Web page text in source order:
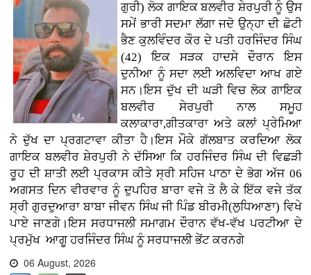
ਗੁਰੀ)ਲੋਕ ਗਾਇਕ ਬਲਵੀਰ ਸ਼ੇਰਪੁਰੀ ਨੂੰ ਉਸ
ਸਮੇਂ ਭਾਰੀ ਸਦਮਾ ਲੱਗਾ ਜਦੋ ਉਨ੍ਹਾ ਦੀ ਛੋਟੀ
ਭੈਣ ਕੁਲਵਿੰਦਰ ਕੌਰ ਦੇ ਪਤੀ ਹਰਜਿੰਦਰ ਸਿੰਘ
(42) ਇਕ ਸੜਕ ਹਾਦਸੇ ਦੌਰਾਨ ਇਸ
ਦੁਨੀਆ ਨੂੰ ਸਦਾ ਲਈ ਅਲਵਿਦਾ ਆਖ ਗਏ
ਸਨ।ਇਸ ਦੁੱਖ ਦੀ ਘੜੀ ਵਿਚ ਲੋਕ ਗਾਇਕ
ਬਲਵੀਰ ਸੇਰਪੁਰੀ ਨਾਲ ਸਮੂਹ
ਕਲਾਕਾਰਾ,ਗੀਤਕਾਰਾ ਅਤੇ ਕਲਾਂ ਪ੍ਰੇਮਿਆ
ਨੇ ਦੁੱਖ ਦਾ ਪ੍ਰਗਟਾਵਾ ਕੀਤਾ ਹੈ।ਇਸ ਮੌਕੇ ਗੱਲਬਾਤ ਕਰਦਿਆ ਲੋਕ
ਗਾਇਕ ਬਲਵੀਰ ਸ਼ੇਰਪੁਰੀ ਨੇ ਦੱਸਿਆ ਕਿ ਹਰਜਿੰਦਰ ਸਿੰਘ ਦੀ ਵਿਛੜੀ
ਰੂਹ ਦੀ ਸ਼ਾਤੀ ਲਈ ਪ੍ਰਕਾਸ ਕੀਤੇ ਸ੍ਰੀ ਸਹਿਜ ਪਾਠਾ ਦੇ ਭੋਗ ਅੱਜ 06
ਅਗਸਤ ਦਿਨ ਵੀਰਵਾਰ ਨੂੰ ਦੁਪਹਿਰ ਬਾਰਾ ਵਜੇ ਤੋ ਲੈ ਕੇ ਇੱਕ ਵਜੇ ਤੱਕ
ਸ੍ਰੀ ਗੁਰਦੁਆਰਾ ਬਾਬਾ ਜੀਵਨ ਸਿੰਘ ਜੀ ਪਿੰਡ ਬੀਰਮੀ(ਲੁਧਿਆਣਾ) ਵਿਖੇ
ਪਾਏ ਜਾਣਗੇ।ਇਸ ਸਰਧਾਜਲੀ ਸਮਾਗਮ ਦੌਰਾਨ ਵੱਖ-ਵੱਖ ਪਰਟੀਆ ਦੇ
ਪ੍ਰਮੁੱਖਆਗੂ ਹਰਜਿੰਦਰ ਸਿੰਘ ਨੂੰ ਸਰਧਾਜਲੀ ਭੇਂਟ ਕਰਨਗੇ
06 August, 2026